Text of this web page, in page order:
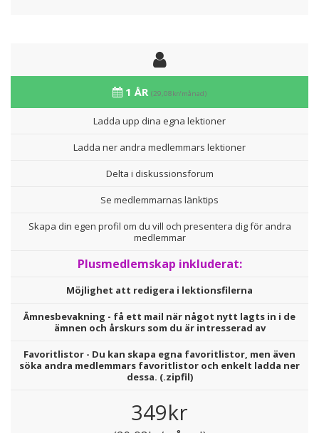
1 ÅR (29,08kr/månad)
Ladda upp dina egna lektioner
Ladda ner andra medlemmars lektioner
Delta i diskussionsforum
Se medlemmarnas länktips
Skapa din egen profil om du vill och presentera dig för andra
medlemmar
Plusmedlemskap inkluderat:
Möjlighet att redigera i lektionsfilerna
Ämnesbevakning - få ett mail när något nytt lagts in i de
ämnen och årskurs som du är intresserad av
Favoritlistor - Du kan skapa egna favoritlistor, men även
söka andra medlemmars favoritlistor och enkelt ladda ner
dessa. (.zipfil)
349kr